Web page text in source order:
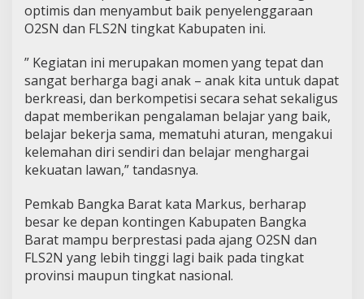
optimis dan menyambut baik penyelenggaraan
O2SN dan FLS2N tingkat Kabupaten ini.
” Kegiatan ini merupakan momen yang tepat dan
sangat berharga bagi anak – anak kita untuk dapat
berkreasi, dan berkompetisi secara sehat sekaligus
dapat memberikan pengalaman belajar yang baik,
belajar bekerja sama, mematuhi aturan, mengakui
kelemahan diri sendiri dan belajar menghargai
kekuatan lawan,” tandasnya.
Pemkab Bangka Barat kata Markus, berharap
besar ke depan kontingen Kabupaten Bangka
Barat mampu berprestasi pada ajang O2SN dan
FLS2N yang lebih tinggi lagi baik pada tingkat
provinsi maupun tingkat nasional.